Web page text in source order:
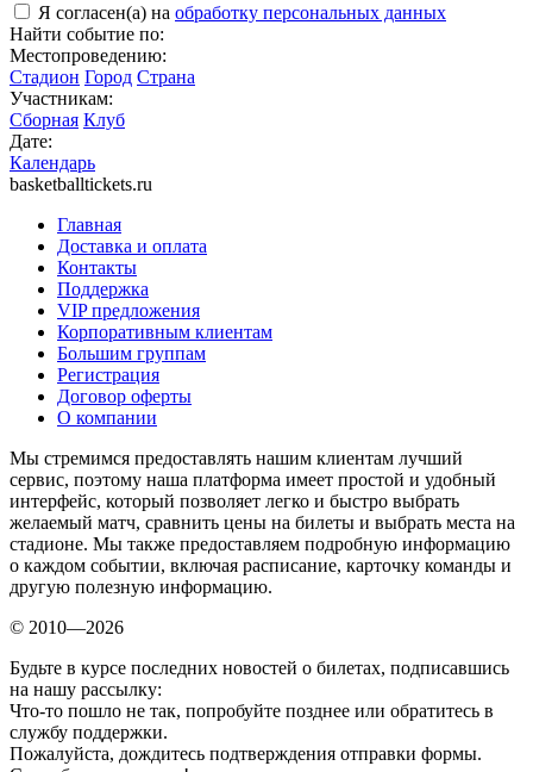
Я согласен(а) на обработку персональных данных
Найти событие по:
Местопроведению:
Стадион Город Страна
Участникам:
Сборная Клуб
Дате:
Календарь
basketballtickets.ru
Главная
Доставка и оплата
Контакты
Поддержка
VIP предложения
Корпоративным клиентам
Большим группам
Регистрация
Договор оферты
О компании
Мы стремимся предоставлять нашим клиентам лучший
сервис, поэтому наша платформа имеет простой и удобный
интерфейс, который позволяет легко и быстро выбрать
желаемый матч, сравнить цены на билеты и выбрать места на
стадионе. Мы также предоставляем подробную информацию
о каждом событии, включая расписание, карточку команды и
другую полезную информацию.
© 2010—2026
Будьте в курсе последних новостей о билетах, подписавшись
на нашу рассылку:
Что-то пошло не так, попробуйте позднее или обратитесь в
службу поддержки.
Пожалуйста, дождитесь подтверждения отправки формы.